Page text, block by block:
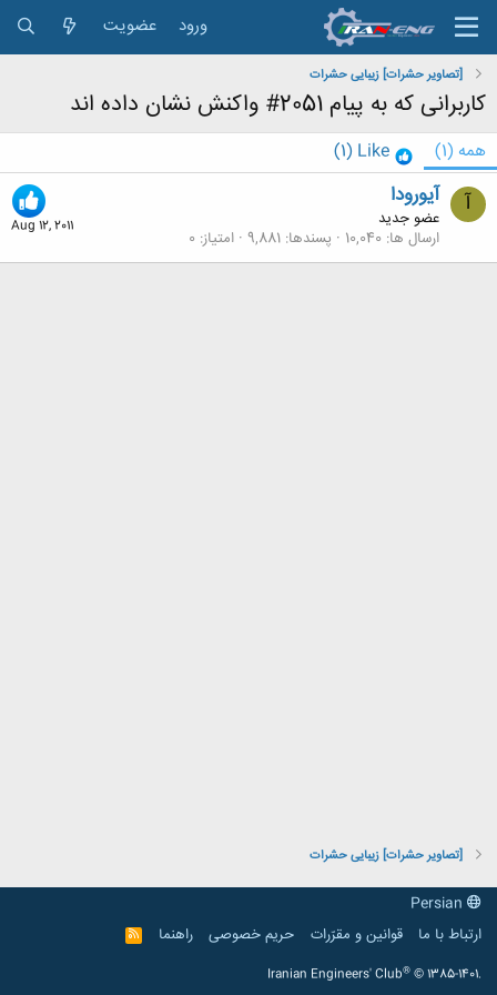
ورود عضویت
[تصاویر حشرات] زیبایی حشرات
کاربرانی که به پیام 2051# واکنش نشان داده اند
همه (1)
Like
(1)
آ
Aug 12, 2011
آیورودا
عضو جدید
ارسال ها 10,040 پسندها 9,881 امتیاز 0
[تصاویر حشرات] زیبایی حشرات
ارتباط با ما
قوانین و مقرّرات حریم خصوصی راهنما
R
S
Iranian Engineers' Club® © 1385-1401.